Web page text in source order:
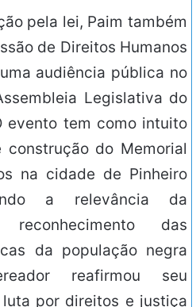
pela lei, Paim também
de Direitos Humanos
audiência pública no
Legislativa do
evento tem como intuito
do Memorial
na cidade de Pinheiro
a relevância da
das
da população negra
reafirmou seu
por direitos e justiça